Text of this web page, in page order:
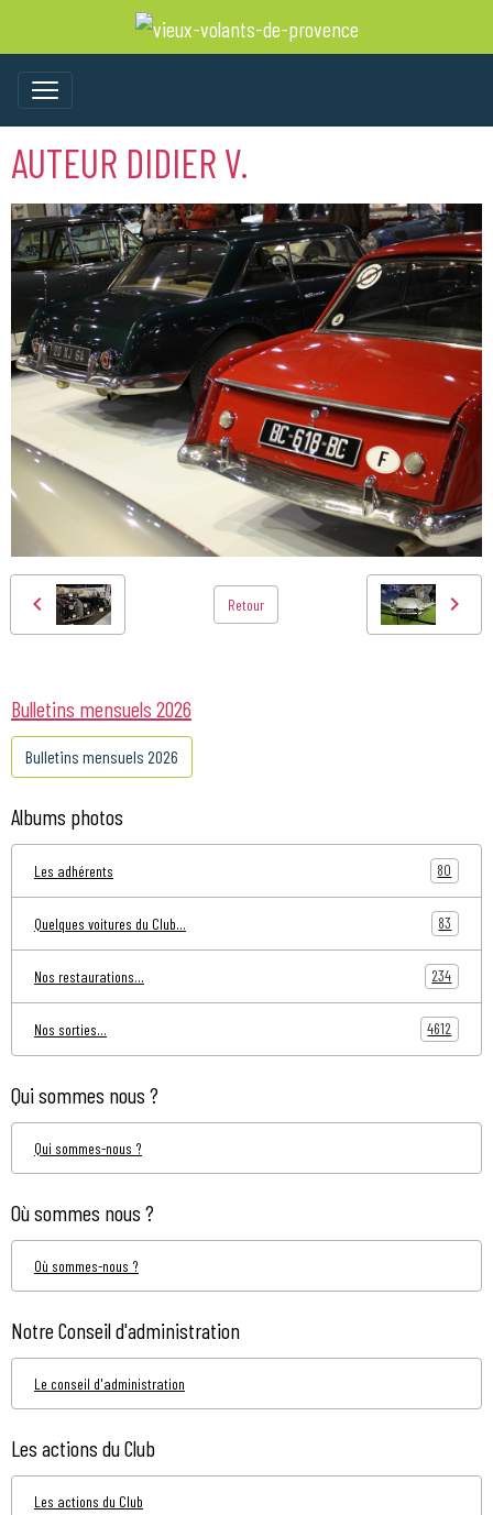
AUTEUR DIDIER V.
Retour
Bulletins mensuels 2026
Bulletins mensuels 2026
Albums photos
Les adhérents 80
Quelques voitures du Club... 83
Nos restaurations... 234
Nos sorties... 4612
Qui sommes nous ?
Qui sommes-nous ?
Où sommes nous ?
Où sommes-nous ?
Notre Conseil d'administration
Le conseil d'administration
Les actions du Club
Les actions du Club